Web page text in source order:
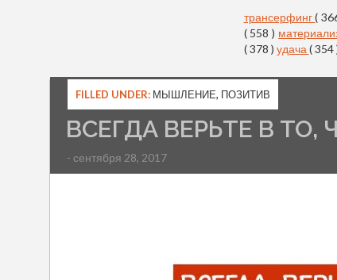
трансерфинг(
( 558 )
( 378 ) удача ( 354
FILLED UNDER: МЫШЛЕНИЕ, ПОЗИТИВ
ВСЕГДА ВЕРЬТЕ В
- сентября 28, 2017